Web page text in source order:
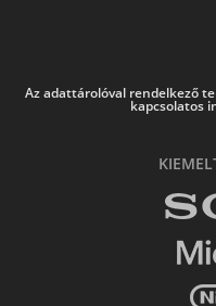
Az adattárolóval rendelkező
kapcsolatos